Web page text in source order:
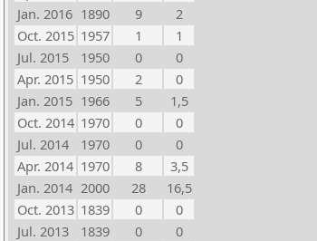
Jan. 2016 1890 9
2
Oct. 2015 1957 1
1
Jul. 2015
1950 0
0
Apr. 2015 1950 2
0
Jan. 2015 1966 5
1,5
Oct. 2014 1970 0
0
Jul. 2014
1970 0
0
Apr. 2014 1970 8
3,5
Jan. 2014 2000 28
16,5
Oct. 2013 1839 0
0
Jul. 2013
1839 0
0